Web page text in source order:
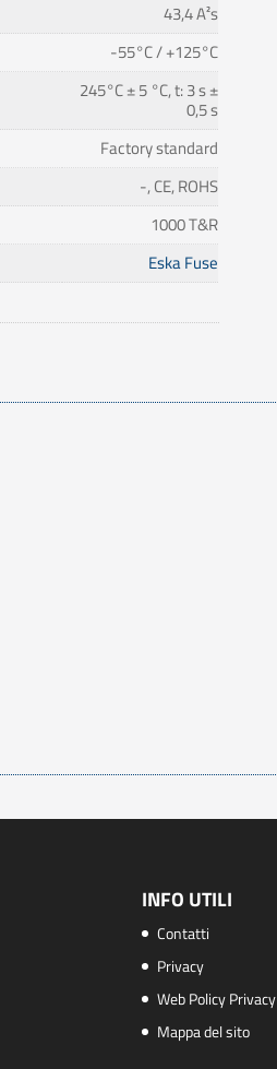
43,4 A²s
-55°C / +125°C
245°C ± 5 °C, t: 3 s ±
0,5 s
Factory standard
-, CE, ROHS
1000 T&R
Eska Fuse
INFO UTILI
Contatti
Privacy
Web Policy Privacy
Mappa del sito